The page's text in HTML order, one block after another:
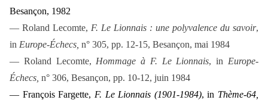
Besançon, 1982
— Roland Lecomte, F. Le Lionnais : une polyvalence du savoir,
in Europe-Échecs, n° 305, pp. 12-15, Besançon, mai 1984
— Roland Lecomte, Hommage à F. Le Lionnais, in Europe-
Échecs, n° 306, Besançon, pp. 10-12, juin 1984
— François Fargette, F. Le Lionnais (1901-1984), in Thème-64,